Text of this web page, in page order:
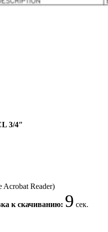
3/4″
Acrobat Reader)
к скачиванию: 9 сек.